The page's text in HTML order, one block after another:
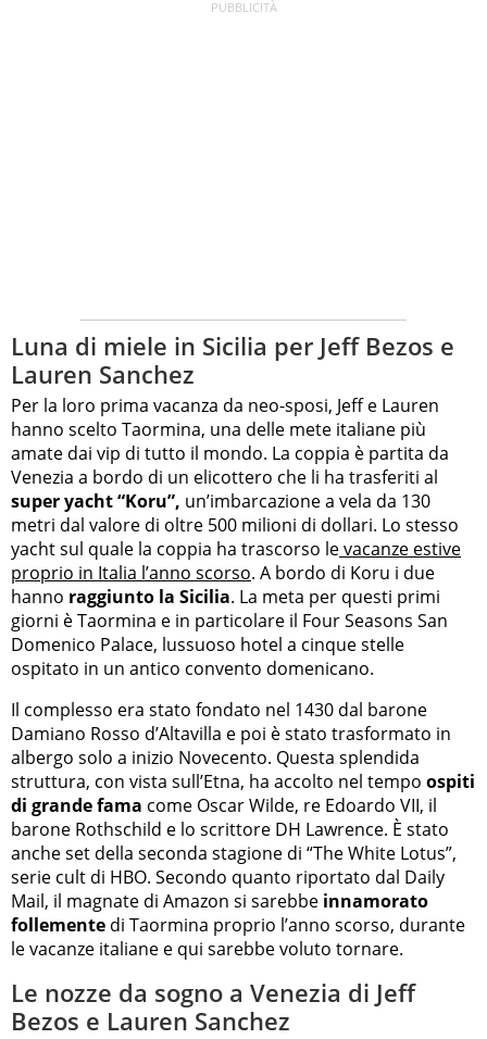
Luna di miele in Sicilia per Jeff Bezos e
Lauren Sanchez
Per la loro prima vacanza da neo-sposi, Jeff e Lauren
hanno scelto Taormina, una delle mete italiane più
amate dai vip di tutto il mondo. La coppia è partita da
Venezia a bordo di un elicottero che li ha trasferiti al
super yacht “Koru”, un’imbarcazione a vela da 130
metri dal valore di oltre 500 milioni di dollari. Lo stesso
yacht sul quale la coppia ha trascorso levacanze estive
proprio in Italia l’anno scorso. A bordo di Koru i due
hanno raggiunto la Sicilia. La meta per questi primi
giorni è Taormina e in particolare il Four Seasons San
Domenico Palace, lussuoso hotel a cinque stelle
ospitato in un antico convento domenicano.
Il complesso era stato fondato nel 1430 dal barone
Damiano Rosso d’Altavilla e poi è stato trasformato in
albergo solo a inizio Novecento. Questa splendida
struttura, con vista sull’Etna, ha accolto nel tempo ospiti
di grande fama come Oscar Wilde, re Edoardo VII, il
barone Rothschild e lo scrittore DH Lawrence. È stato
anche set della seconda stagione di “The White Lotus”,
serie cult di HBO. Secondo quanto riportato dal Daily
Mail, il magnate di Amazon si sarebbe innamorato
follemente di Taormina proprio l’anno scorso, durante
le vacanze italiane e qui sarebbe voluto tornare.
Le nozze da sogno a Venezia di Jeff
Bezos e Lauren Sanchez